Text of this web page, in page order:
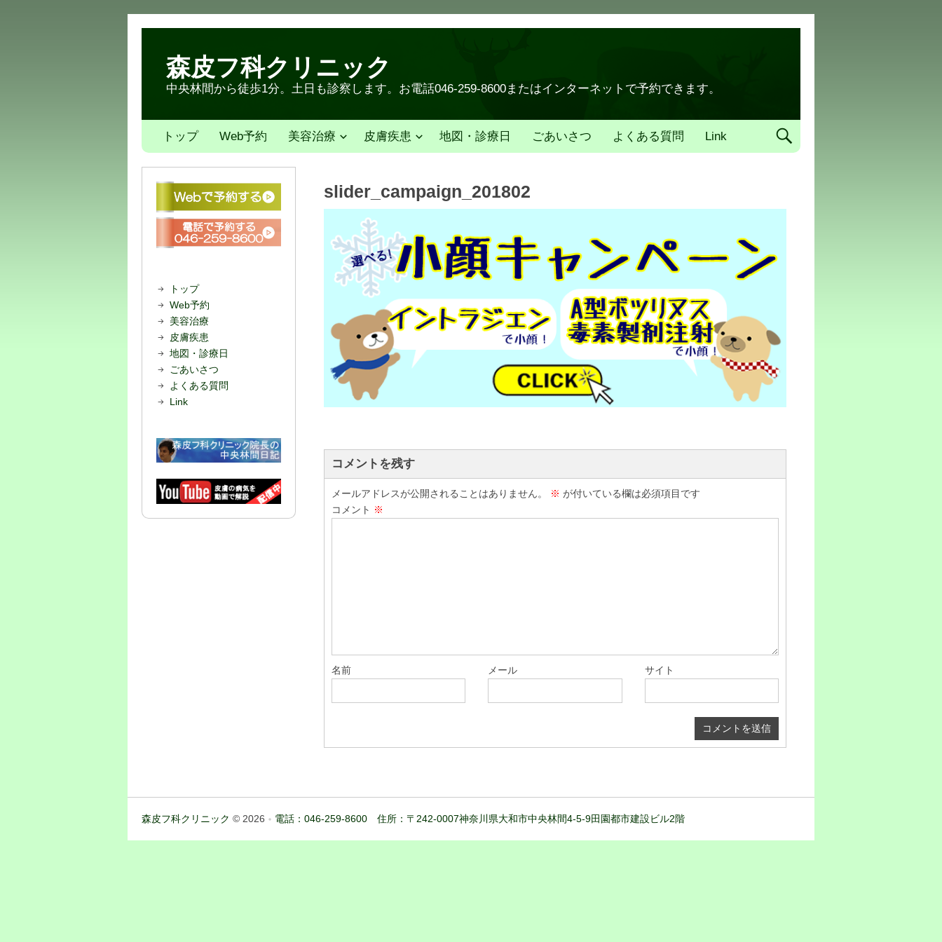
森皮フ科クリニック
中央林間から徒歩1分。土日も診察します。お電話046-259-8600またはインターネットで予約できます。
トップ Web予約 美容治療 皮膚疾患 地図・診療日 ごあいさつ よくある質問 Link
slider_campaign_201802
コメントを残す
メールアドレスが公開されることはありません。 ※ が付いている欄は必須項目です
コメント ※
名前 メール サイト
トップ
Web予約
美容治療
皮膚疾患
地図・診療日
ごあいさつ
よくある質問
Link
森皮フ科クリニック © 2026 電話：046-259-8600 住所：〒242-0007神奈川県大和市中央林間4-5-9田園都市建設ビル2階